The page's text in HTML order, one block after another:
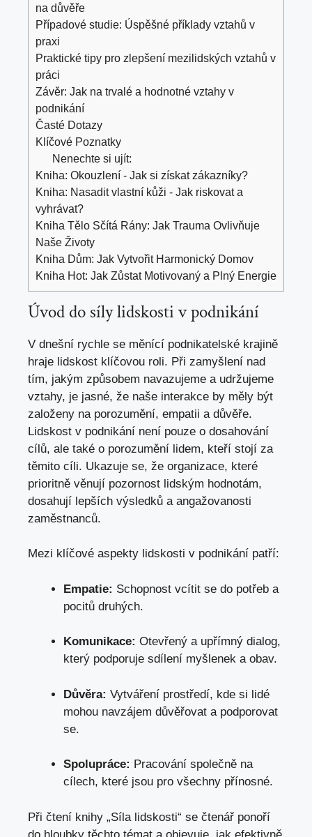
na důvěře
Případové studie: Úspěšné příklady vztahů v
praxi
Praktické tipy pro zlepšení mezilidských vztahů v
práci
Závěr: Jak na trvalé a hodnotné vztahy v
podnikání
Časté Dotazy
Klíčové Poznatky
Nenechte si ujít:
Kniha: Okouzlení - Jak si získat zákazníky?
Kniha: Nasadit vlastní kůži - Jak riskovat a
vyhrávat?
Kniha Tělo Sčítá Rány: Jak Trauma Ovlivňuje
Naše Životy
Kniha Dům: Jak Vytvořit Harmonický Domov
Kniha Hot: Jak Zůstat Motivovaný a Plný Energie
Úvod do síly lidskosti v podnikání
V dnešní rychle se měnící podnikatelské krajině
hraje lidskost klíčovou roli. Při zamyšlení nad
tím, jakým způsobem navazujeme a udržujeme
vztahy, je jasné, že naše interakce by měly být
založeny na porozumění, empatii a důvěře.
Lidskost v podnikání není pouze o dosahování
cílů, ale také o porozumění lidem, kteří stojí za
těmito cíli. Ukazuje se, že organizace, které
prioritně věnují pozornost lidským hodnotám,
dosahují lepších výsledků a angažovanosti
zaměstnanců.
Mezi klíčové aspekty lidskosti v podnikání patří:
Empatie: Schopnost vcítit se do potřeb a
pocitů druhých.
Komunikace: Otevřený a upřímný dialog,
který podporuje sdílení myšlenek a obav.
Důvěra: Vytváření prostředí, kde si lidé
mohou navzájem důvěřovat a podporovat
se.
Spolupráce: Pracování společně na
cílech, které jsou pro všechny přínosné.
Při čtení knihy „Síla lidskosti“ se čtenář ponoří